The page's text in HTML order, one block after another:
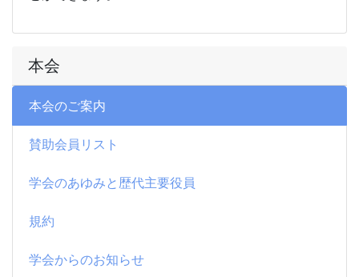
本会
本会のご案内
賛助会員リスト
学会のあゆみと歴代主要役員
規約
学会からのお知らせ